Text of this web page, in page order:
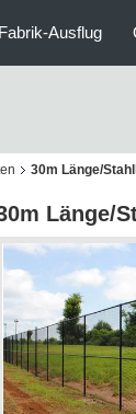
Fabrik-Ausflug
30m Länge/
Länge/